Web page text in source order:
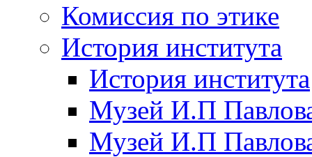
Комиссия по этике
История института
История института
Музей И.П
Музей И.П